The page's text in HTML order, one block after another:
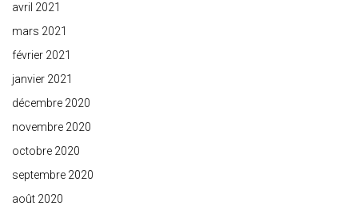
avril 2021
mars 2021
février 2021
janvier 2021
décembre 2020
novembre 2020
octobre 2020
septembre 2020
août 2020